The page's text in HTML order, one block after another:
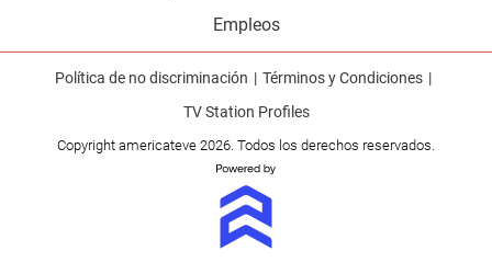
Empleos
Política de no discriminación
Términos y Condiciones
TV Station Profiles
Copyright americateve 2026. Todos los derechos reservados.